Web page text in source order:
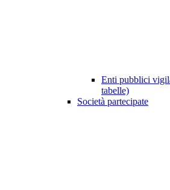
Enti pubblici
tabelle)
Società partecipate